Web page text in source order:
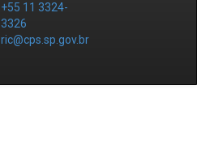
+55 11 3324-
3326
ric@cps.sp.gov.br